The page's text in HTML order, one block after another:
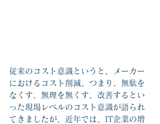
従来のコスト意識というと、メーカー
におけるコスト削減、つまり、無駄を
なくす、無理を無くす、改善するとい
った現場レベルのコスト意識が語られ
てきましたが、近年では、IT企業の増